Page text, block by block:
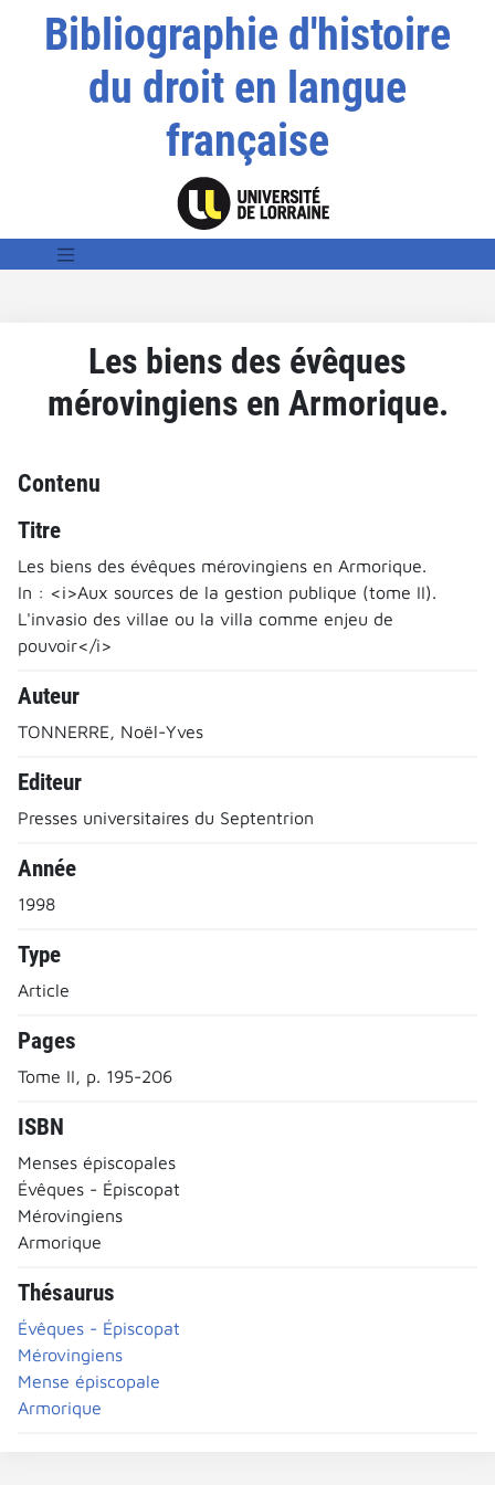
Bibliographie d'histoire
du droit en langue
française
Les biens des évêques
mérovingiens en Armorique.
Contenu
Titre
Les biens des évêques mérovingiens en Armorique.
In : <i>Aux sources de la gestion publique (tome II).
L'invasio des villae ou la villa comme enjeu de
pouvoir</i>
Auteur
TONNERRE, Noël-Yves
Editeur
Presses universitaires du Septentrion
Année
1998
Type
Article
Pages
Tome II, p. 195-206
ISBN
Menses épiscopales
Évêques - Épiscopat
Mérovingiens
Armorique
Thésaurus
Évêques - Épiscopat
Mérovingiens
Mense épiscopale
Armorique